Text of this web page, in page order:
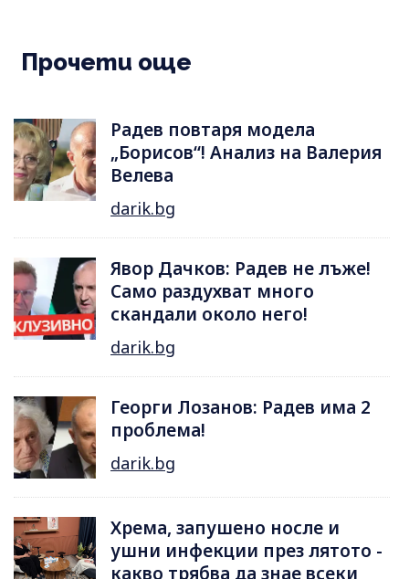
Прочети още
Радев повтаря модела
„Борисов“! Анализ на Валерия
Велева
darik.bg
Явор Дачков: Радев не лъже!
Само раздухват много
скандали около него!
darik.bg
Георги Лозанов: Радев има 2
проблема!
darik.bg
Хрема, запушено носле и
ушни инфекции през лятотo -
какво трябва да знае всеки